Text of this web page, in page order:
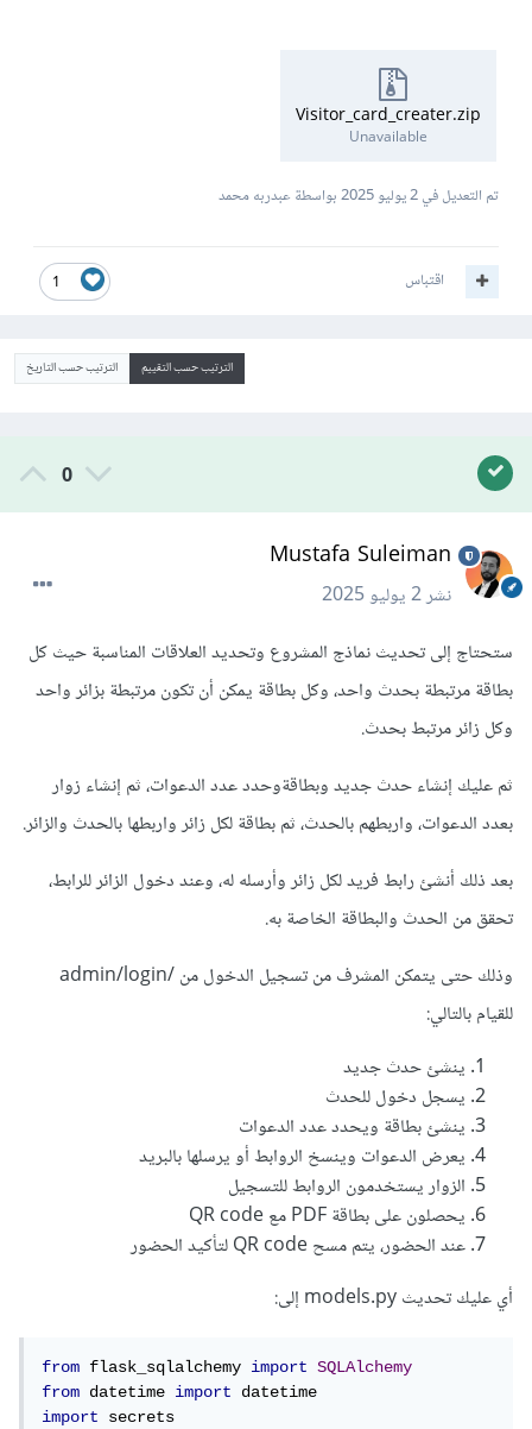
Visitor_card_creater.zip
Unavailable
تم التعديل في2 يوليو 2025 بواسطة عبدربه محمد
1 اقتباس
الترتيب حسب التقييم الترتيب حسب التاريخ
0
Mustafa Suleiman
نشر2 يوليو 2025
ستحتاج إلى تحديث نماذج المشروع وتحديد العلاقات المناسبة حيث كل
بطاقة مرتبطة بحدث واحد، وكل بطاقة يمكن أن تكون مرتبطة بزائر واحد
وكل زائر مرتبط بحدث.
ثم عليك إنشاء حدث جديد وبطاقةوحدد عدد الدعوات، ثم إنشاء زوار
بعدد الدعوات، واربطهم بالحدث، ثم بطاقة لكل زائر واربطها بالحدث والزائر.
بعد ذلك أنشئ رابط فريد لكل زائر وأرسله له، وعند دخول الزائر للرابط،
تحقق من الحدث والبطاقة الخاصة به.
وذلك حتى يتمكن المشرف من تسجيل الدخول من /admin/login
للقيام بالتالي:
ينشئ حدث جديد
يسجل دخول للحدث
ينشئ بطاقة ويحدد عدد الدعوات
يعرض الدعوات وينسخ الروابط أو يرسلها بالبريد
الزوار يستخدمون الروابط للتسجيل
يحصلون على بطاقة PDF مع QR code
عند الحضور، يتم مسح QR code لتأكيد الحضور
أي عليك تحديث models.py إلى:
from flask_sqlalchemy import
SQLAlchemy
from datetime import
import
secrets